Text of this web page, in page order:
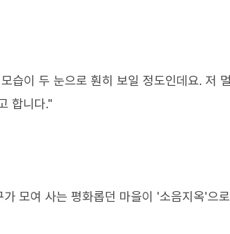
습이 두 눈으로 훤히 보일 정도인데요. 저
합니다."
모여 사는 평화롭던 마을이 '소음지옥'으로